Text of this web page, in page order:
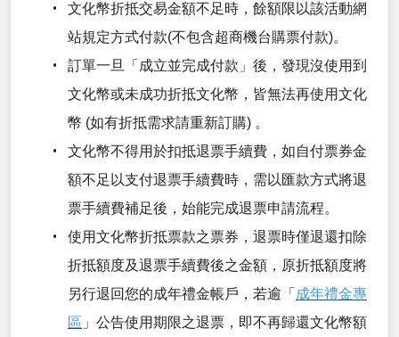
文化幣折抵交易金額不足時，餘額限以該活動網
站規定方式付款(不包含超商機台購票付款)。
訂單一旦「成立並完成付款」後，發現沒使用到
文化幣或未成功折抵文化幣，皆無法再使用文化
幣 (如有折抵需求請重新訂購) 。
文化幣不得用於扣抵退票手續費，如自付票券金
額不足以支付退票手續費時，需以匯款方式將退
票手續費補足後，始能完成退票申請流程。
使用文化幣折抵票款之票券，退票時僅退還扣除
折抵額度及退票手續費後之金額，原折抵額度將
另行退回您的成年禮金帳戶，若逾「 成年禮金專
區 」公告使用期限之退票，即不再歸還文化幣額